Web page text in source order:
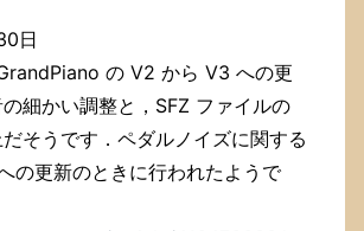
日
の V2 から V3 への更
細かい調整と，SFZ ファイルの
そうです．ペダルノイズに関する
の更新のときに行われたようで